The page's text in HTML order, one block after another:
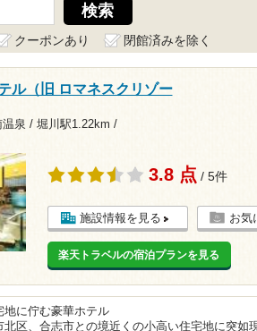
クーポンあり 閉館済みを除く
ル（旧 ロマネスクリゾー
温泉 / 堀川駅1.22km /
3.8 点 / 5件
施設情報を見る お気
楽天トラベルの宿泊プランを見る
の住宅地に佇む
北区、合志市との境近くの小高い住宅地に突